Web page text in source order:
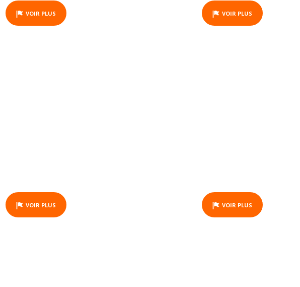
VOIR PLUS VOIR PLUS
VOIR PLUS VOIR PLUS